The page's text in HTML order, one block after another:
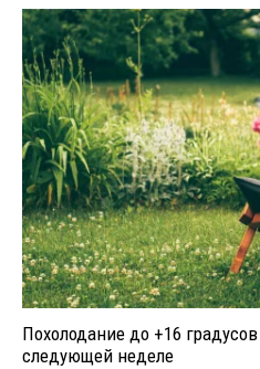
Похолодание до +16
следующей неделе